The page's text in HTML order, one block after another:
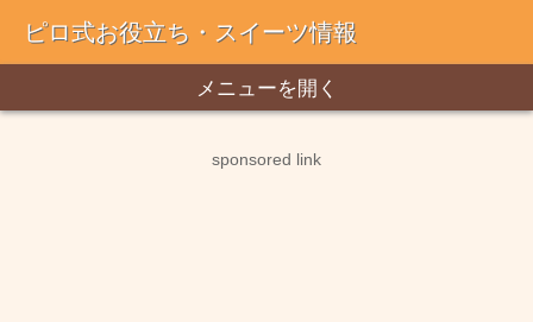
ピロ式お役立ち・スイーツ情報
メニューを開く
sponsored link